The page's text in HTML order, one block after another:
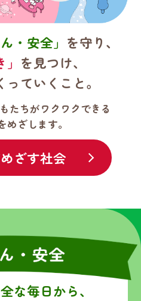
・安全」 を守り、
を見つけ、
っていくこと。
たちがワクワクできる
めざします。
ざす社会
な毎日から、